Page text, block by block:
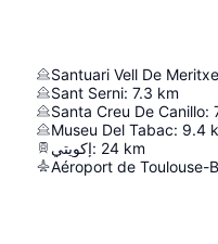
Santuari Vell De
Sant Serni: 7.3 km
Santa Creu De Canillo:
Museu Del Tabac: 9.4
إكويتي: 24 km
Aéroport de Toulouse-